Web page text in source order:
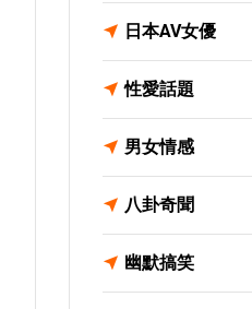
日本AV女優
性愛話題
男女情感
八卦奇聞
幽默搞笑